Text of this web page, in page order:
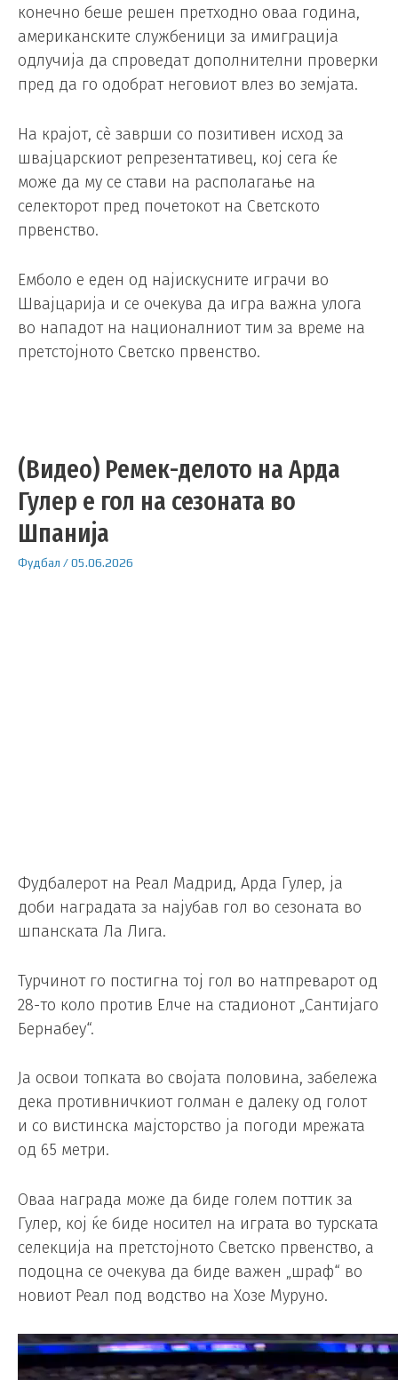
конечно беше решен претходно оваа година,
американските службеници за имиграција
одлучија да спроведат дополнителни проверки
пред да го одобрат неговиот влез во земјата.
На крајот, сè заврши со позитивен исход за
швајцарскиот репрезентативец, кој сега ќе
може да му се стави на располагање на
селекторот пред почетокот на Светското
првенство.
Емболо е еден од најискусните играчи во
Швајцарија и се очекува да игра важна улога
во нападот на националниот тим за време на
претстојното Светско првенство.
(Видео) Ремек-делото на Арда
Гулер е гол на сезоната во
Шпанија
Фудбал /05.06.2026
Фудбалерот на Реал Мадрид, Арда Гулер, ја
доби наградата за најубав гол во сезоната во
шпанската Ла Лига.
Турчинот го постигна тој гол во натпреварот од
28-то коло против Елче на стадионот „Сантијаго
Бернабеу“.
Ја освои топката во својата половина, забележа
дека противничкиот голман е далеку од голот
и со вистинска мајсторство ја погоди мрежата
од 65 метри.
Оваа награда може да биде голем поттик за
Гулер, кој ќе биде носител на играта во турската
селекција на претстојното Светско првенство, а
подоцна се очекува да биде важен „шраф“ во
новиот Реал под водство на Хозе Муруно.